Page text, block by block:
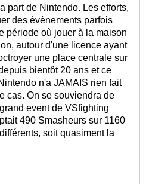
part de Nintendo. Les efforts,
des évènements parfois
période où jouer à la maison
autour d'une licence ayant
une place centrale sur
bientôt 20 ans et ce
n'a JAMAIS rien fait
cas. On se souviendra de
event de VSfighting
490 Smasheurs sur 1160
soit quasiment la